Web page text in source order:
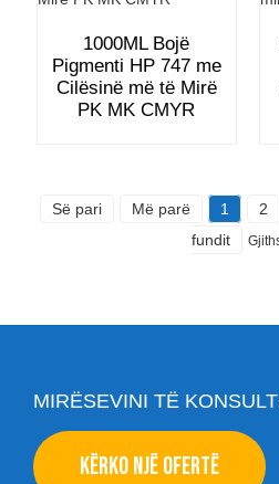
1000ML Bojë
Pigmenti HP 747 me
Cilësinë më të Mirë
PK MK CMYR
Së pari Më parë 1 2
fundit
MIRËSEVINI TË
KËRKO NJË OFERTË